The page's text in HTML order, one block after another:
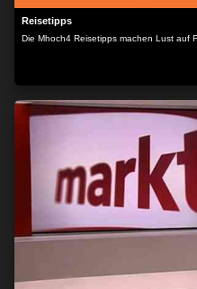
Reisetipps
Die Mhoch4 Reisetipps machen Lust auf